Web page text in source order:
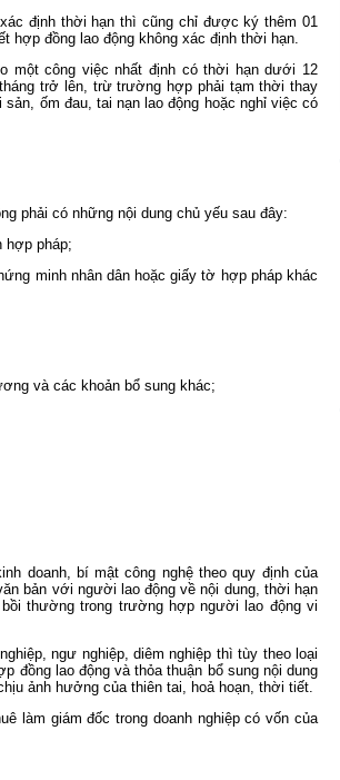
định thời hạn thì cũng chỉ được ký thêm 01
hợp đồng lao động không xác định thời hạn.
một công việc nhất định có thời hạn dưới 12
trở lên, trừ trường hợp phải tạm thời thay
ốm đau, tai nạn lao động hoặc nghỉ việc có
phải có những nội dung chủ yếu sau đây:
hợp pháp;
minh nhân dân hoặc giấy tờ hợp pháp khác
và các khoản bổ sung khác;
doanh, bí mật công nghệ theo quy định của
bản với người lao động về nội dung, thời hạn
thường trong trường hợp người lao động vi
ngư nghiệp, diêm nghiệp thì tùy theo loại
đồng lao động và thỏa thuận bổ sung nội dung
ảnh hưởng của thiên tai, hoả hoạn, thời tiết.
làm giám đốc trong doanh nghiệp có vốn của